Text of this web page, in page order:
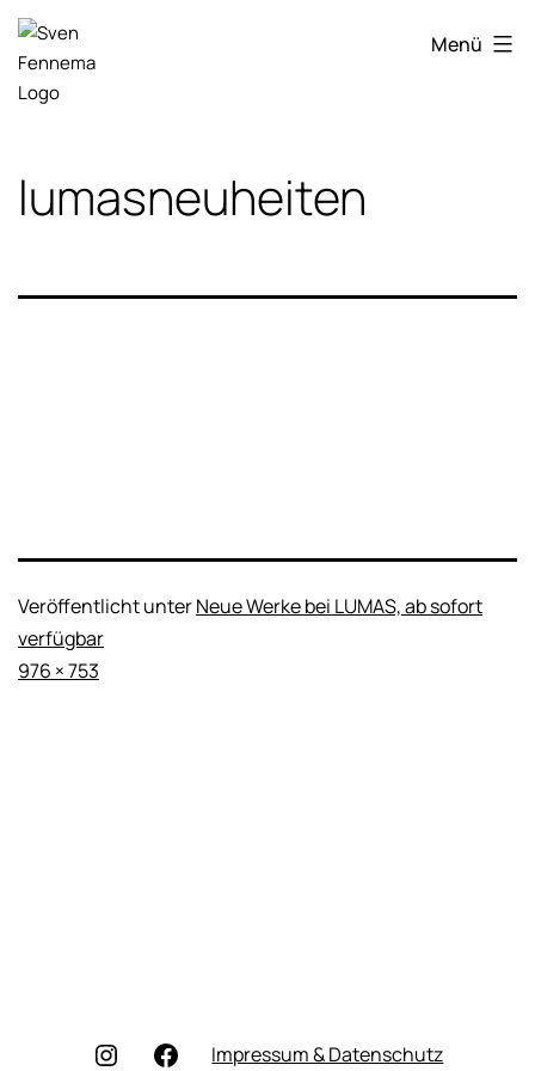
Zum
Inhalt
springen
Sven
Fennema
Fotografie
Menü
lumasneuheiten
Veröffentlicht unterNeue Werke bei LUMAS, ab sofort
verfügbar
Originalgröße
976 × 753
InstagramFacebook
Impressum & Datenschutz